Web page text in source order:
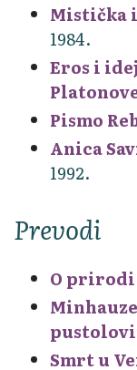
Mistička
1984.
Eros i
Pismo
Anica
1992.
Prevodi
O
Smrt u